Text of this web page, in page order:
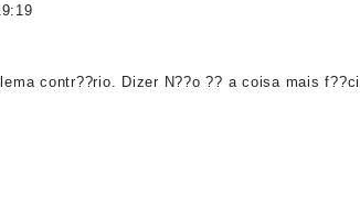
contr??rio. Dizer N??o ?? a coisa mais